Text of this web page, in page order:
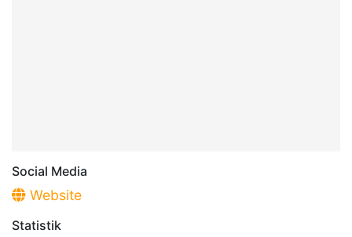
Social Media
Website
Statistik